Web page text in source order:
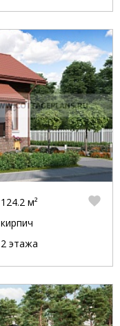
124.2 м²
кирпич
2 этажа